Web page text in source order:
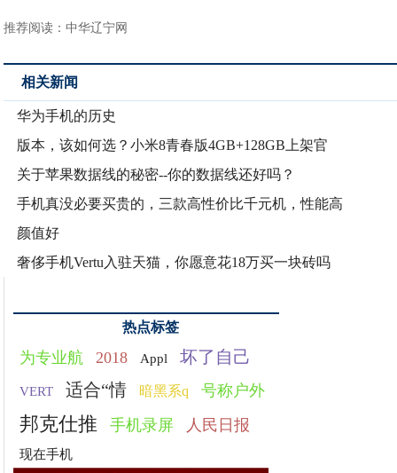
推荐阅读：中华辽宁网
相关新闻
华为手机的历史
版本，该如何选？小米8青春版4GB+128GB上架官
关于苹果数据线的秘密--你的数据线还好吗？
手机真没必要买贵的，三款高性价比千元机，性能高
颜值好
奢侈手机Vertu入驻天猫，你愿意花18万买一块砖吗
热点标签
为专业航 2018 Appl 坏了自己
VERT 适合“情 暗黑系q 号称户外
邦克仕推 手机录屏 人民日报
现在手机